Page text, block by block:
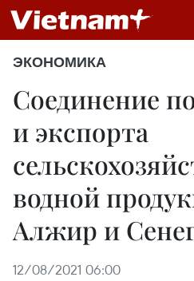
ЭКОНОМИКА
Соединение
и экспорта
водной
Алжир и
12/08/2021 06:00